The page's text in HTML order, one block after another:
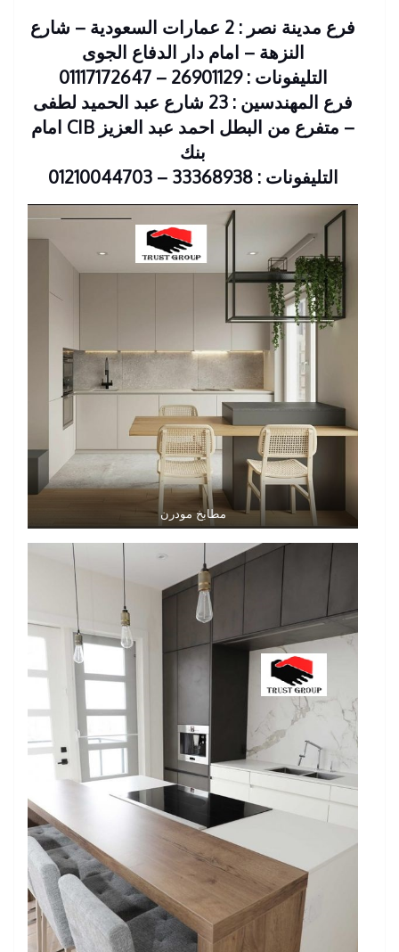
فرع مدينة نصر : 2 عمارات السعودية – شارع
النزهة – امام دار الدفاع الجوى
التليفونات : 26901129 – 01117172647
فرع المهندسين : 23 شارع عبد الحميد لطفى
– متفرع من البطل احمد عبد العزيز CIB امام
بنك
التليفونات : 33368938 – 01210044703
مطابخ مودرن